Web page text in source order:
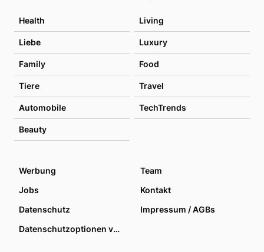
Health Living
Liebe Luxury
Family Food
Tiere Travel
Automobile TechTrends
Beauty
Werbung
Team
Jobs
Kontakt
Datenschutz
Impressum / AGBs
Datenschutzoptionen verwalten